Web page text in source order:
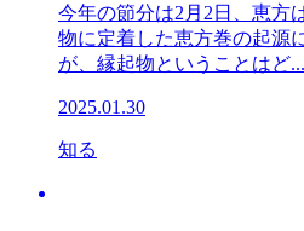
今年の節分は2月2日、恵方
物に定着した恵方巻の起源
が、縁起物ということはど...
2025.01.30
知る